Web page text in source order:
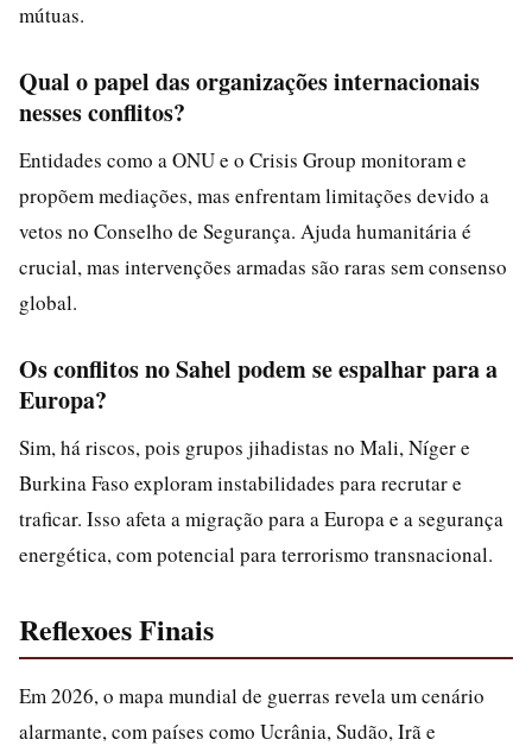
mútuas.
Qual o papel das organizações internacionais
nesses conflitos?
Entidades como a ONU e o Crisis Group monitoram e
propõem mediações, mas enfrentam limitações devido a
vetos no Conselho de Segurança. Ajuda humanitária é
crucial, mas intervenções armadas são raras sem consenso
global.
Os conflitos no Sahel podem se espalhar para a
Europa?
Sim, há riscos, pois grupos jihadistas no Mali, Níger e
Burkina Faso exploram instabilidades para recrutar e
traficar. Isso afeta a migração para a Europa e a segurança
energética, com potencial para terrorismo transnacional.
Reflexoes Finais
Em 2026, o mapa mundial de guerras revela um cenário
alarmante, com países como Ucrânia, Sudão, Irã e